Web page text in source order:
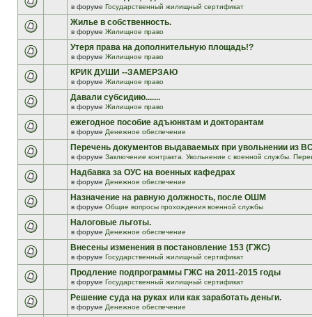
в форуме Государственный жилищный сертификат
Жилье в собственность.
в форуме Жилищное право
Утеря права на дополнительную площадь!?
в форуме Жилищное право
КРИК ДУШИ --ЗАМЕРЗАЮ
в форуме Жилищное право
Давали субсидию.......
в форуме Жилищное право
ежегодное пособие адъюнктам и докторантам
в форуме Денежное обеспечение
Перечень документов выдаваемых при увольнении из
в форуме Заключение контракта. Увольнение с военной службы.
Надбавка за ОУС на военных кафедрах
в форуме Денежное обеспечение
Назначение на равную должность, после ОШМ
в форуме Общие вопросы прохождения военной службы
Налоговые льготы.
в форуме Денежное обеспечение
Внесены изменения в постановление 153 (ГЖС)
в форуме Государственный жилищный сертификат
Продление подпрограммы ГЖС на 2011-2015 годы
в форуме Государственный жилищный сертификат
Решение суда на руках или как заработать деньги.
в форуме Денежное обеспечение